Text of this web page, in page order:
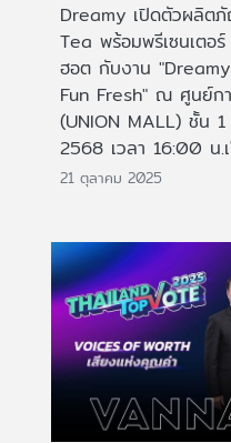
Dreamy เปิดตัวผลิต
Tea พร้อมพรีเซนเตอ
ฮอต กับงาน
Fun Fresh" ณ ศูนย์ก
(UNION MALL) ชั้น
2568 เวลา 16:00 น.
21 ตุลาคม 2025